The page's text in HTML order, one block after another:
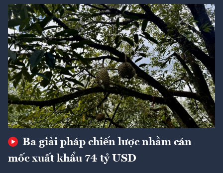
Ba giải pháp chiến lược nhằm cán
mốc xuất khẩu 74 tỷ USD